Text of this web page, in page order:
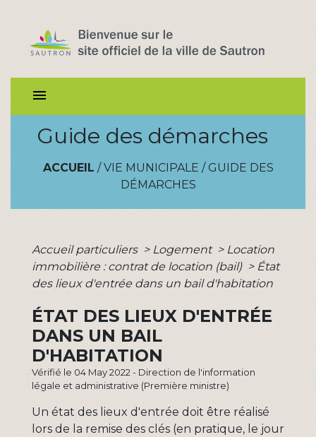
menu
Guide des démarches
ACCUEIL / VIE MUNICIPALE / GUIDE DES
DÉMARCHES
Accueil particuliers > Logement > Location
immobilière : contrat de location (bail) > État
des lieux d'entrée dans un bail d'habitation
ÉTAT DES LIEUX D'ENTRÉE
DANS UN BAIL
D'HABITATION
Vérifié le 04 May 2022 - Direction de l'information
légale et administrative (Première ministre)
Un état des lieux d'entrée doit être réalisé
lors de la remise des clés (en pratique, le jour